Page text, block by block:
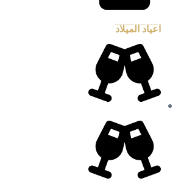
اعياد الميلاد